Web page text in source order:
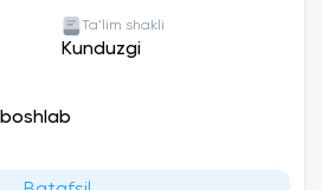
Ta'lim shakli
Kunduzgi